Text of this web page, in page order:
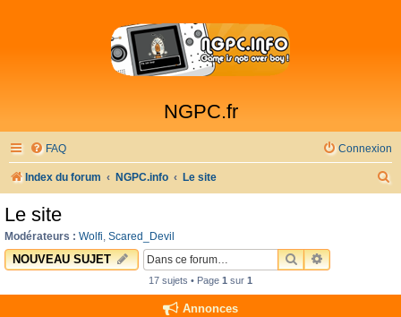
NGPC.fr
FAQ Connexion
Index du forum NGPC.info Le site
r
Le site
Modérateurs : Wolfi, Scared_Devil
NOUVEAU SUJET RECHERCHER
RECHERCHE
17 sujets • Page 1 sur 1
Annonces